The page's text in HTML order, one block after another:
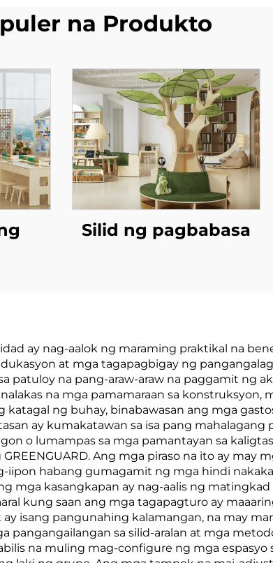
na Produkto
Silid ng pagbabasa
ay nag-aalok ng maraming praktikal na
at mga tagapagbigay ng
patuloy na pang-araw-araw na paggamit ng
na mga pamamaraan sa konstruksyon,
ng buhay, binabawasan ang mga
ay kumakatawan sa isa pang mahalagang
o lumampas sa mga pamantayan sa
Ang mga piraso na ito ay may
iipon habang gumagamit ng mga hindi
mga kasangkapan ay nag-aalis ng
kung saan ang mga tagapagturo ay
isang pangunahing kalamangan, na may
sa silid-aralan at mga
na muling mag-configure ng mga espasyo